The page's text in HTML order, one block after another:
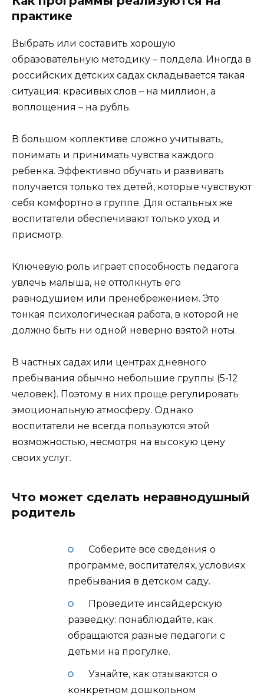
практике
Выбрать или составить хорошую
образовательную методику – полдела. Иногда в
российских детских садах складывается такая
ситуация: красивых слов – на миллион, а
воплощения – на рубль.
В большом коллективе сложно учитывать,
понимать и принимать чувства каждого
ребенка. Эффективно обучать и развивать
получается только тех детей, которые чувствуют
себя комфортно в группе. Для остальных же
воспитатели обеспечивают только уход и
присмотр.
Ключевую роль играет способность педагога
увлечь малыша, не оттолкнуть его
равнодушием или пренебрежением. Это
тонкая психологическая работа, в которой не
должно быть ни одной неверно взятой ноты.
В частных садах или центрах дневного
пребывания обычно небольшие группы (5-12
человек). Поэтому в них проще регулировать
эмоциональную атмосферу. Однако
воспитатели не всегда пользуются этой
возможностью, несмотря на высокую цену
своих услуг.
Что может сделать неравнодушный
родитель
Соберите все сведения о
программе, воспитателях, условиях
пребывания в детском саду.
Проведите инсайдерскую
разведку: понаблюдайте, как
обращаются разные педагоги с
детьми на прогулке.
Узнайте, как отзываются о
конкретном дошкольном